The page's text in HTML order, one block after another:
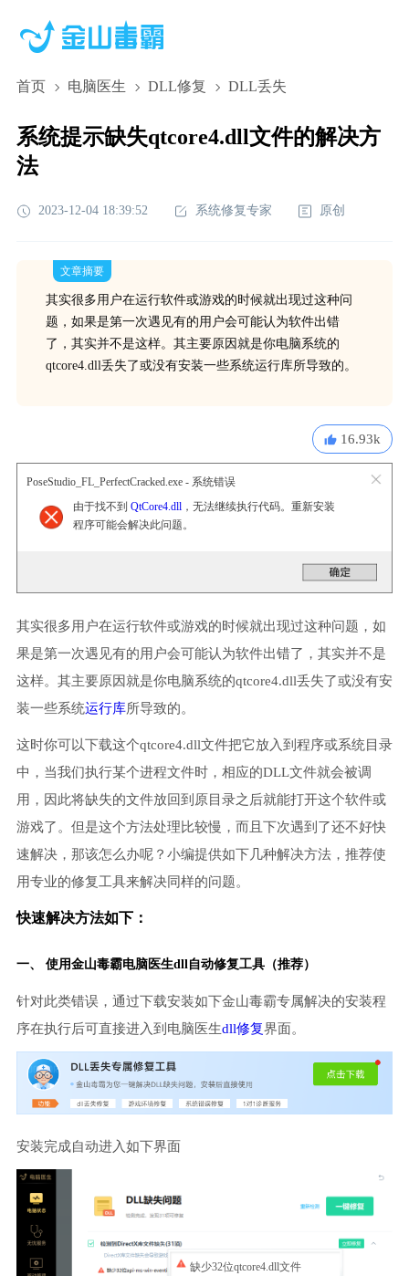
首页 电脑医生 DLL修复 DLL丢失
系统提示缺失qtcore4.dll文件的解决方
法
2023-12-04 18:39:52 系统修复专家 原创
文章摘要
其实很多用户在运行软件或游戏的时候就出现过这种问
题，如果是第一次遇见有的用户会可能认为软件出错
了，其实并不是这样。其主要原因就是你电脑系统的
qtcore4.dll丢失了或没有安装一些系统运行库所导致的。
16.93k
PoseStudio_FL_PerfectCracked.exe - 系统错误
由于找不到 QtCore4.dll，无法继续执行代码。重新安装
程序可能会解决此问题。
其实很多用户在运行软件或游戏的时候就出现过这种问题，如
果是第一次遇见有的用户会可能认为软件出错了，其实并不是
这样。其主要原因就是你电脑系统的qtcore4.dll丢失了或没有安
装一些系统运行库所导致的。
这时你可以下载这个qtcore4.dll文件把它放入到程序或系统目录
中，当我们执行某个进程文件时，相应的DLL文件就会被调
用，因此将缺失的文件放回到原目录之后就能打开这个软件或
游戏了。但是这个方法处理比较慢，而且下次遇到了还不好快
速解决，那该怎么办呢？小编提供如下几种解决方法，推荐使
用专业的修复工具来解决同样的问题。
快速解决方法如下：
一、 使用金山毒霸电脑医生dll自动修复工具（推荐）
针对此类错误，通过下载安装如下金山毒霸专属解决的安装程
序在执行后可直接进入到电脑医生dll修复界面。
安装完成自动进入如下界面
缺少32位qtcore4.dll文件